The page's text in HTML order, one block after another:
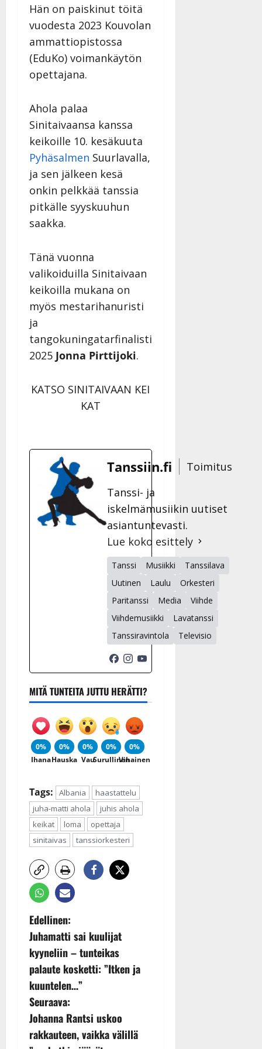
Hän on paiskinut töitä
vuodesta 2023 Kouvolan
ammattiopistossa
(EduKo) voimankäytön
opettajana.
Ahola palaa
Sinitaivaansa kanssa
keikoille 10. kesäkuuta
Pyhäsalmen Suurlavalla,
ja sen jälkeen kesä
onkin pelkkää tanssia
pitkälle syyskuuhun
saakka.
Tänä vuonna
valikoiduilla Sinitaivaan
keikoilla mukana on
myös mestarihanuristi
ja
tangokuningatarfinalisti
2025 Jonna Pirttijoki.
KATSO SINITAIVAAN KEI
KAT
Tanssiin.fi
Toimitus
Tanssi- ja
iskelmämusiikin uutiset
asiantuntevasti.
Lue koko esittely
Tanssi Musiikki
Tanssilava
Uutinen
Laulu
Orkesteri
Paritanssi
Media
Viihde
Viihdemusiikki
Lavatanssi
Tanssiravintola
Televisio
MITÄ TUNTEITA JUTTU HERÄTTI?
0%
Ihana
0%
Hauska
0%
Vau
0%
Surullinen
0%
Vihainen
Tags: Albania
haastattelu
juha-matti ahola
juhis ahola
keikat
loma
opettaja
sinitaivas
tanssiorkesteri
P
o
s
t
n
Edellinen:
Juhamatti sai kuulijat
kyyneliin – tunteikas
palaute kosketti: ”Itken ja
kuuntelen…”
Seuraava:
Johanna Rantsi uskoo
rakkauteen, vaikka välillä